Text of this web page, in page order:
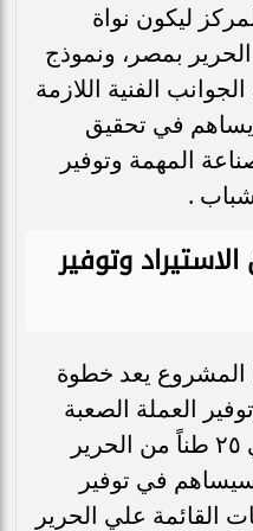
ليكون نواة
بمصر، ونموذج
الفنية اللازمة
يساهم في تحقيق
المهمة وتوفير
.
وتوفير
المشروع يعد خطوة
العملة الصعبة
ومن المقرر أن ينتج حوالي ٢٥ طناً من الحرير
سنوات وسيساهم في توفير
القائمة علي الحرير